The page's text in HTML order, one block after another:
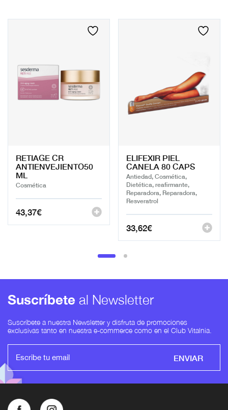
RETIAGE CR
ANTIENVEJIENTO50
ML
Cosmética
43,37€
ELIFEXIR PIEL
CANELA 80 CAPS
Antiedad, Cosmética,
Dietética, reafirmante,
Reparadora, Reparadora,
Resveratrol
33,62€
Suscríbete al Newsletter
Suscríbete a nuestra Newsletter y disfruta de promociones
exclusivas tanto en nuestra e-commerce como en el Club Vitalnia.
ENVIAR